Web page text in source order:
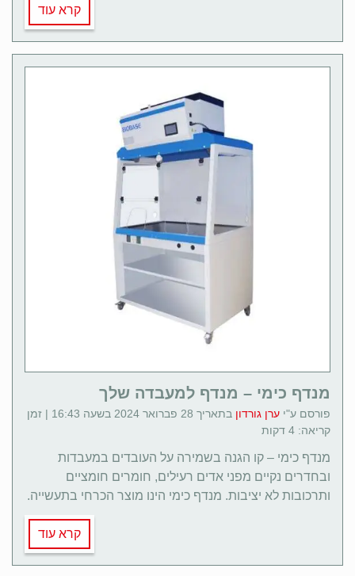
קרא עוד
מנדף כימי – מנדף למעבדה שלך
פורסם ע"י ערן גורדון
בתאריך 28 פברואר 2024 בשעה 16:43 | זמן
קריאה: 4 דקות
מנדף כימי – קו הגנה בשמירה על העובדים במעבדות
ובחדרים נקיים מפני אדים רעילים, חומרים חומציים
ותרכובות לא יציבות. מנדף כימי הינו מוצר הכרחי בתעשייה.
קרא עוד